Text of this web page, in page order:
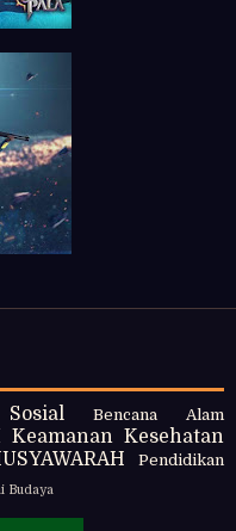
Bencana Alam
Keamanan Kesehatan
Pendidikan
Budaya